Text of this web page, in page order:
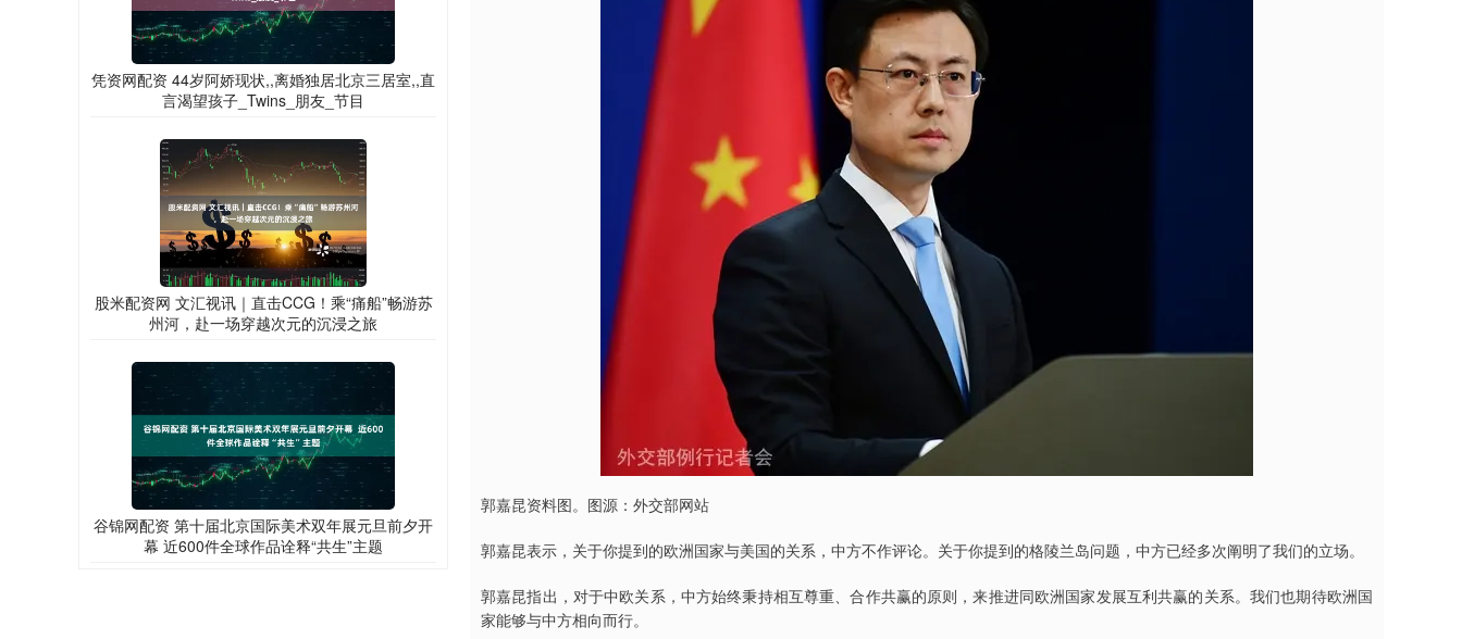
郭嘉昆资料图。图源：外交部网站
郭嘉昆表示，关于你提到的欧洲国家与美国的关系，中方不作评论。关于你提到的格陵兰岛问题，中方已经多次阐明了我们的立场。
郭嘉昆指出，对于中欧关系，中方始终秉持相互尊重、合作共赢的原则，来推进同欧洲国家发展互利共赢的关系。我们也期待欧洲国
家能够与中方相向而行。
凭资网配资 44岁阿娇现状,,离婚独居北京三居室,,直
言渴望孩子_Twins_朋友_节目
股米配资网 文汇视讯｜直击CCG！乘“痛船”畅游苏
州河，赴一场穿越次元的沉浸之旅
谷锦网配资 第十届北京国际美术双年展元旦前夕开
幕 近600件全球作品诠释“共生”主题